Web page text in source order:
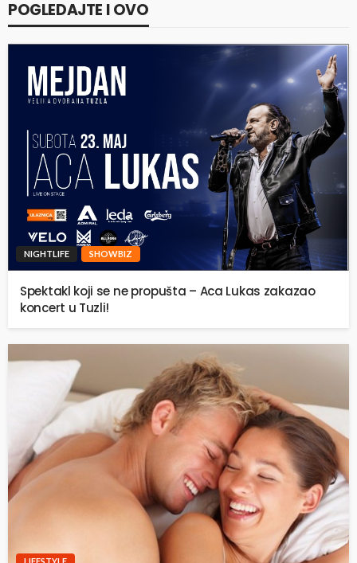
POGLEDAJTE I OVO
NIGHTLIFE SHOWBIZ
Spektakl koji se ne propušta – Aca Lukas zakazao
koncert u Tuzli!
LIFESTYLE